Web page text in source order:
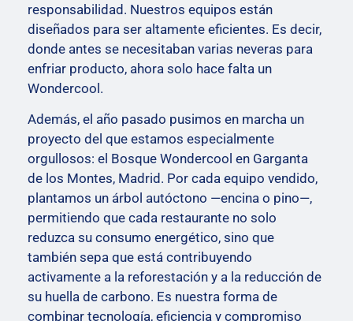
responsabilidad. Nuestros equipos están
diseñados para ser altamente eficientes. Es decir,
donde antes se necesitaban varias neveras para
enfriar producto, ahora solo hace falta un
Wondercool.
Además, el año pasado pusimos en marcha un
proyecto del que estamos especialmente
orgullosos: el Bosque Wondercool en Garganta
de los Montes, Madrid. Por cada equipo vendido,
plantamos un árbol autóctono —encina o pino—,
permitiendo que cada restaurante no solo
reduzca su consumo energético, sino que
también sepa que está contribuyendo
activamente a la reforestación y a la reducción de
su huella de carbono. Es nuestra forma de
combinar tecnología, eficiencia y compromiso